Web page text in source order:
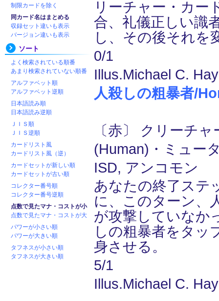
制限カードを除く
同カード名はまとめる
収録セット違いも表示
バージョン違いも表示
ソート
よく検索されている順番
あまり検索されていない順番
アルファベット順
アルファベット逆順
日本語読み順
日本語読み逆順
ＪＩＳ順
ＪＩＳ逆順
カードリスト風
カードリスト風（逆）
カードセットが新しい順
カードセットが古い順
コレクター番号順
コレクター番号逆順
点数で見たマナ・コストが小
点数で見たマナ・コストが大
パワーが小さい順
パワーが大きい順
タフネスが小さい順
タフネスが大きい順
リーチャー・カー
合、礼儀正しい識
し、その後それを
0/1
Illus.Michael C.
人殺しの粗暴者/
〔赤〕 クリーチ
(Human)・ミュ
ISD, アンコモン
あなたの終了ステ
に、このターン、
が攻撃していなか
しの粗暴者をタッ
身させる。
5/1
Illus.Michael C.